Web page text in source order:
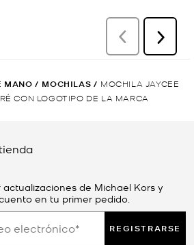
MANO / MOCHILAS / MOCHILA JAYCEE
CON LOGOTIPO DE LA MARCA
de Michael Kors y
en tu primer pedido.
REGISTRARSE